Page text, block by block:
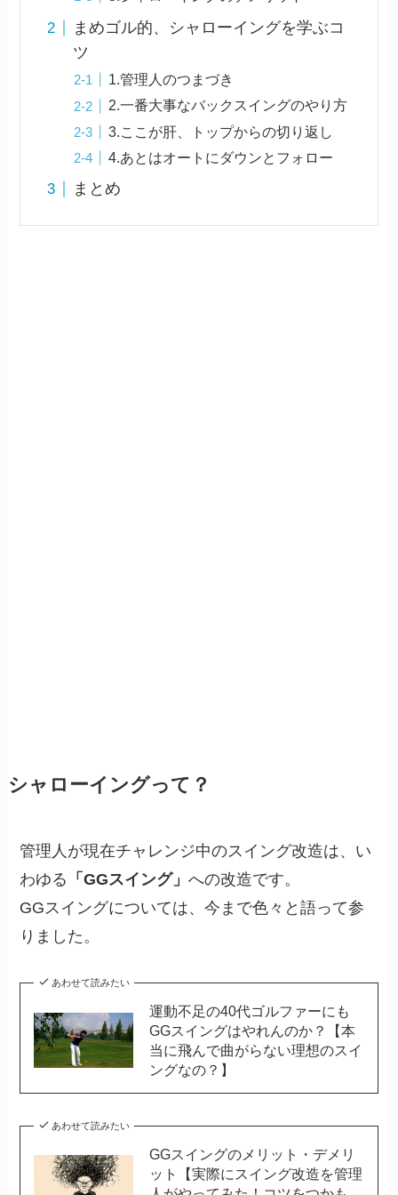
まめゴル的、シャローイングを学ぶコ
ツ
1.管理人のつまづき
2.一番大事なバックスイングのやり方
3.ここが肝、トップからの切り返し
4.あとはオートにダウンとフォロー
まとめ
シャローイングって？
管理人が現在チャレンジ中のスイング改造は、い
わゆる 「GGスイング」への改造です。
GGスイングについては、今まで色々と語って参
りました。
あわせて読みたい
運動不足の40代ゴルファーにも
GGスイングはやれんのか？【本
当に飛んで曲がらない理想のスイ
ングなの？】
あわせて読みたい
GGスイングのメリット・デメリ
ット【実際にスイング改造を管理